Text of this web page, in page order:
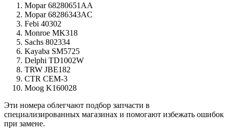
Mopar 68280651AA
Mopar 68286343AC
Febi 40302
Monroe MK318
Sachs 802334
Kayaba SM5725
Delphi TD1002W
TRW JBE182
CTR CEM-3
Moog K160028
Эти номера облегчают подбор запчасти в
специализированных магазинах и помогают избежать ошибок
при замене.